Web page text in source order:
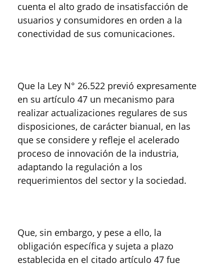
cuenta el alto grado de insatisfacción de
usuarios y consumidores en orden a la
conectividad de sus comunicaciones.
Que la Ley N° 26.522 previó expresamente
en su artículo 47 un mecanismo para
realizar actualizaciones regulares de sus
disposiciones, de carácter bianual, en las
que se considere y refleje el acelerado
proceso de innovación de la industria,
adaptando la regulación a los
requerimientos del sector y la sociedad.
Que, sin embargo, y pese a ello, la
obligación específica y sujeta a plazo
establecida en el citado artículo 47 fue